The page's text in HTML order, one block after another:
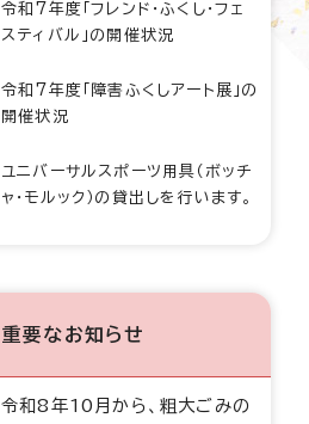
令和7年度「フレンド・ふくし・フェ
スティバル」の開催状況
令和7年度「障害ふくしアート展」の
開催状況
ユニバーサルスポーツ用具（ボッチ
ャ・モルック）の貸出しを行います。
重要なお知らせ
令和8年10月から、粗大ごみの